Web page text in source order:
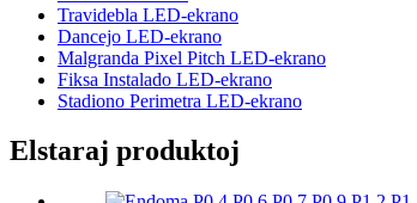
Travidebla LED-ekrano
Dancejo LED-ekrano
Malgranda Pixel Pitch LED-ekrano
Fiksa Instalado LED-ekrano
Stadiono Perimetra LED-ekrano
Elstaraj produktoj